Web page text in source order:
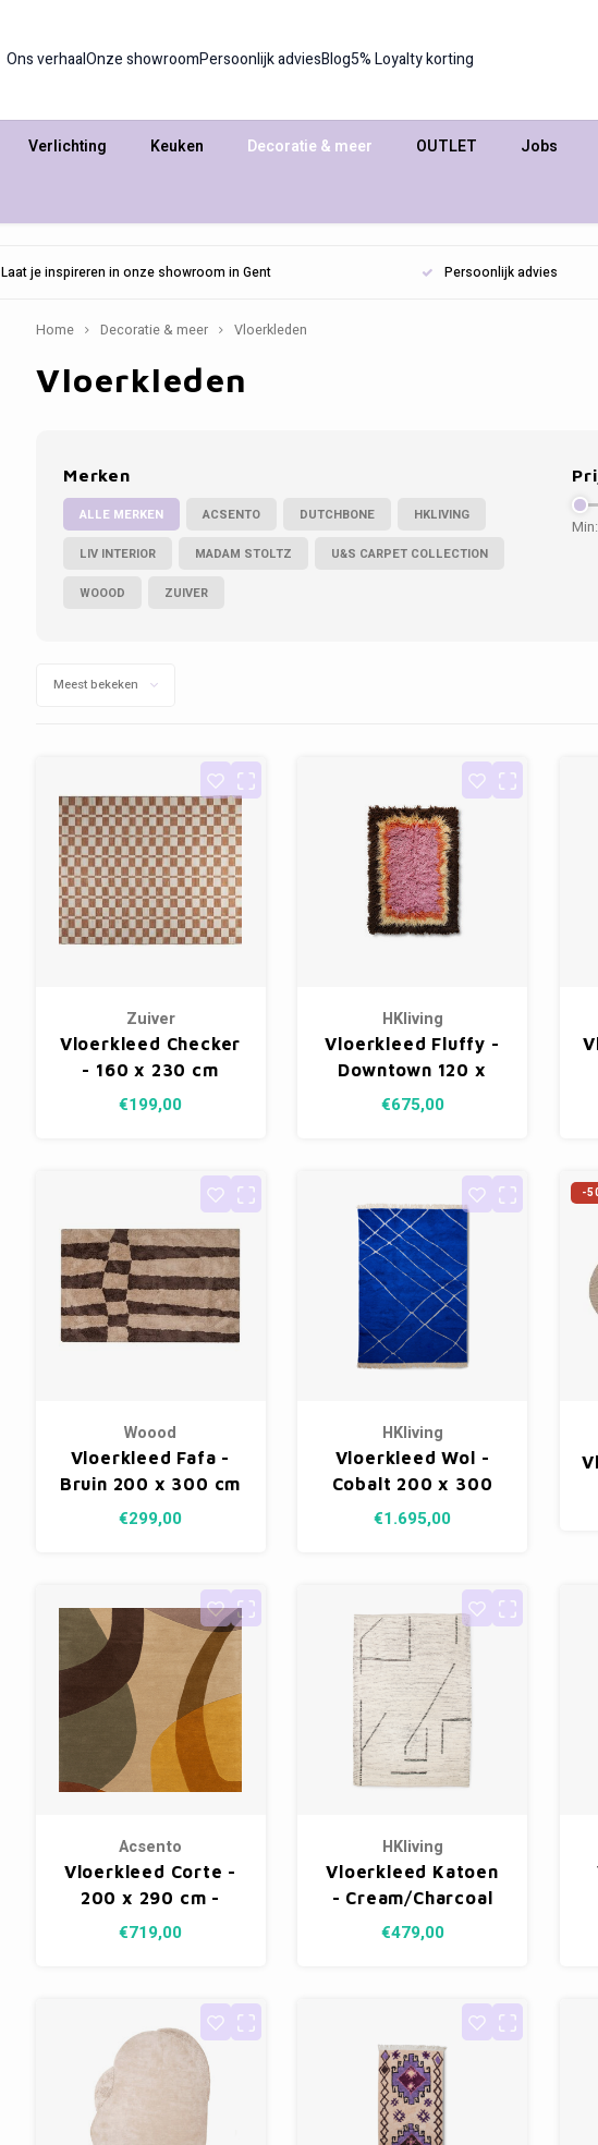
Ons verhaalOnze showroomPersoonlijk adviesBlog5% Loyalty korting
Verlichting Keuken Decoratie & meer OUTLET Jobs
Laat je inspireren in onze showroom in Gent Persoonlijk advies
Home Decoratie & meer Vloerkleden
Vloerkleden
Merken
ALLE MERKEN ACSENTO DUTCHBONE HKLIVING
LIV INTERIOR MADAM STOLTZ U&S CARPET COLLECTION
WOOOD ZUIVER
Meest bekeken
Zuiver
Vloerkleed Checker
- 160 x 230 cm
€199,00
HKliving
Vloerkleed Fluffy -
Downtown 120 x
180 cm
€675,00
Woood
Vloerkleed Fafa -
Bruin 200 x 300 cm
€299,00
HKliving
Vloerkleed Wol -
Cobalt 200 x 300
cm
€1.695,00
-
Acsento
Vloerkleed Corte -
200 x 290 cm -
yellow
€719,00
HKliving
Vloerkleed Katoen
- Cream/Charcoal
200 x 300 cm
€479,00